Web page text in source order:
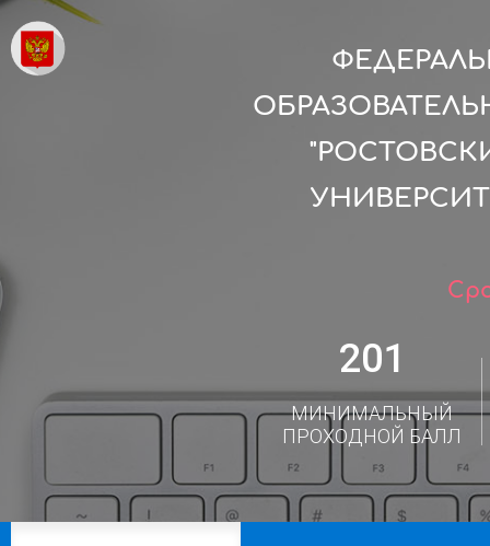
201
МИНИМАЛЬНЫЙ
ПРОХОДНОЙ БАЛЛ